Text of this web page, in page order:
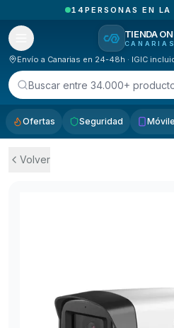
14PERSONAS EN
TIENDA
CANARIAS
Envío a Canarias en 24-48h · IGIC
Buscar entre 34.000+
Ofertas Seguridad
Volver